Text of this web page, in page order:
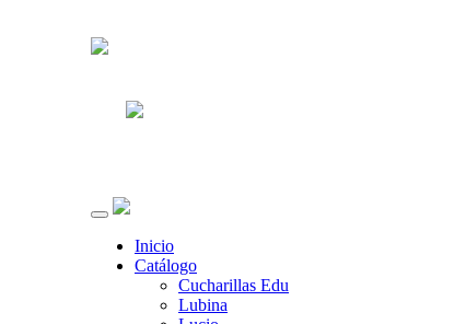
Inicio
Catálogo
Cucharillas Edu
Lubina